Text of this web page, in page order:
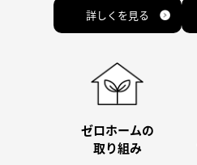
詳しくを見る
ゼロホームの
取り組み